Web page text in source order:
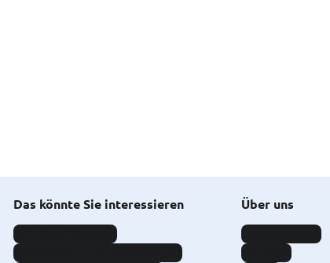
Das könnte Sie interessieren
Kfz-Versicherung
Reiserücktrittsversicherung
Über uns
Unternehmen
Karriere